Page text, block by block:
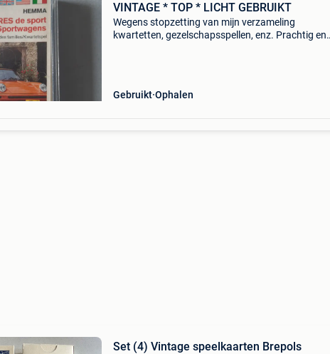
VINTAGE * TOP * LICHT GEBRUIKT
Wegens stopzetting van mijn verzameling
kwartetten, gezelschapsspellen, enz. Prachtig en
Gebruikt Ophalen
Set (4) Vintage speelkaarten Brepols